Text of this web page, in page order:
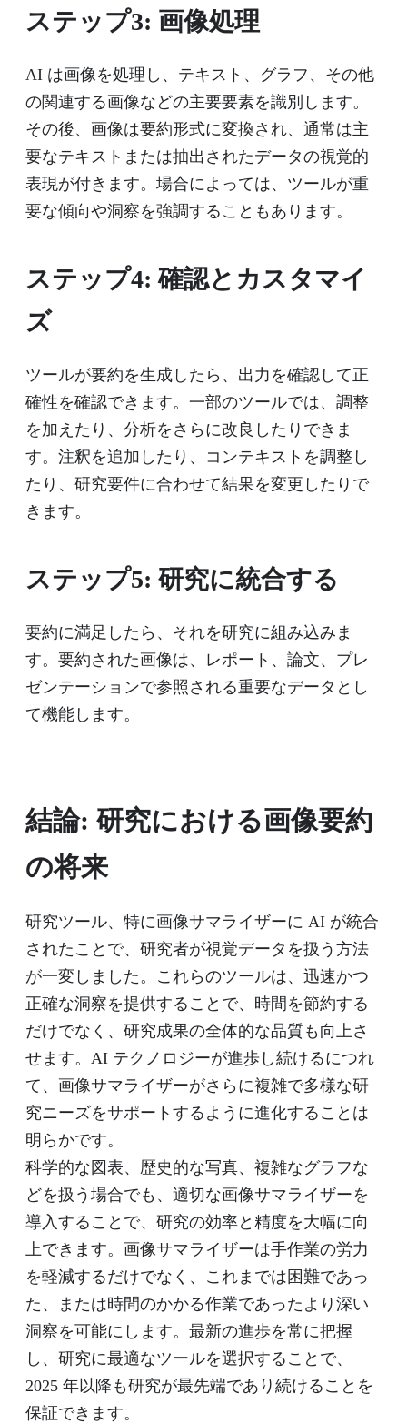
ステップ3: 画像処理
AI は画像を処理し、テキスト、グラフ、その他
の関連する画像などの主要要素を識別します。
その後、画像は要約形式に変換され、通常は主
要なテキストまたは抽出されたデータの視覚的
表現が付きます。場合によっては、ツールが重
要な傾向や洞察を強調することもあります。
ステップ4: 確認とカスタマイ
ズ
ツールが要約を生成したら、出力を確認して正
確性を確認できます。一部のツールでは、調整
を加えたり、分析をさらに改良したりできま
す。注釈を追加したり、コンテキストを調整し
たり、研究要件に合わせて結果を変更したりで
きます。
ステップ5: 研究に統合する
要約に満足したら、それを研究に組み込みま
す。要約された画像は、レポート、論文、プレ
ゼンテーションで参照される重要なデータとし
て機能します。
結論: 研究における画像要約
の将来
研究ツール、特に画像サマライザーに AI が統合
されたことで、研究者が視覚データを扱う方法
が一変しました。これらのツールは、迅速かつ
正確な洞察を提供することで、時間を節約する
だけでなく、研究成果の全体的な品質も向上さ
せます。AI テクノロジーが進歩し続けるにつれ
て、画像サマライザーがさらに複雑で多様な研
究ニーズをサポートするように進化することは
明らかです。
科学的な図表、歴史的な写真、複雑なグラフな
どを扱う場合でも、適切な画像サマライザーを
導入することで、研究の効率と精度を大幅に向
上できます。画像サマライザーは手作業の労力
を軽減するだけでなく、これまでは困難であっ
た、または時間のかかる作業であったより深い
洞察を可能にします。最新の進歩を常に把握
し、研究に最適なツールを選択することで、
2025 年以降も研究が最先端であり続けることを
保証できます。